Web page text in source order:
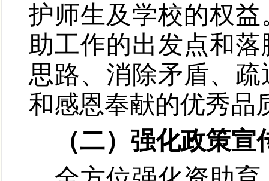
护师生及学校的权益
助工作的出发点和
思路、消除矛盾、
和感恩奉献的优秀品
（二）强化政策